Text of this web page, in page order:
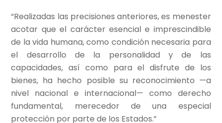
“Realizadas las precisiones anteriores, es menester
acotar que el carácter esencial e imprescindible
de la vida humana, como condición necesaria para
el desarrollo de la personalidad y de las
capacidades, así como para el disfrute de los
bienes, ha hecho posible su reconocimiento —a
nivel nacional e internacional— como derecho
fundamental, merecedor de una especial
protección por parte de los Estados.”